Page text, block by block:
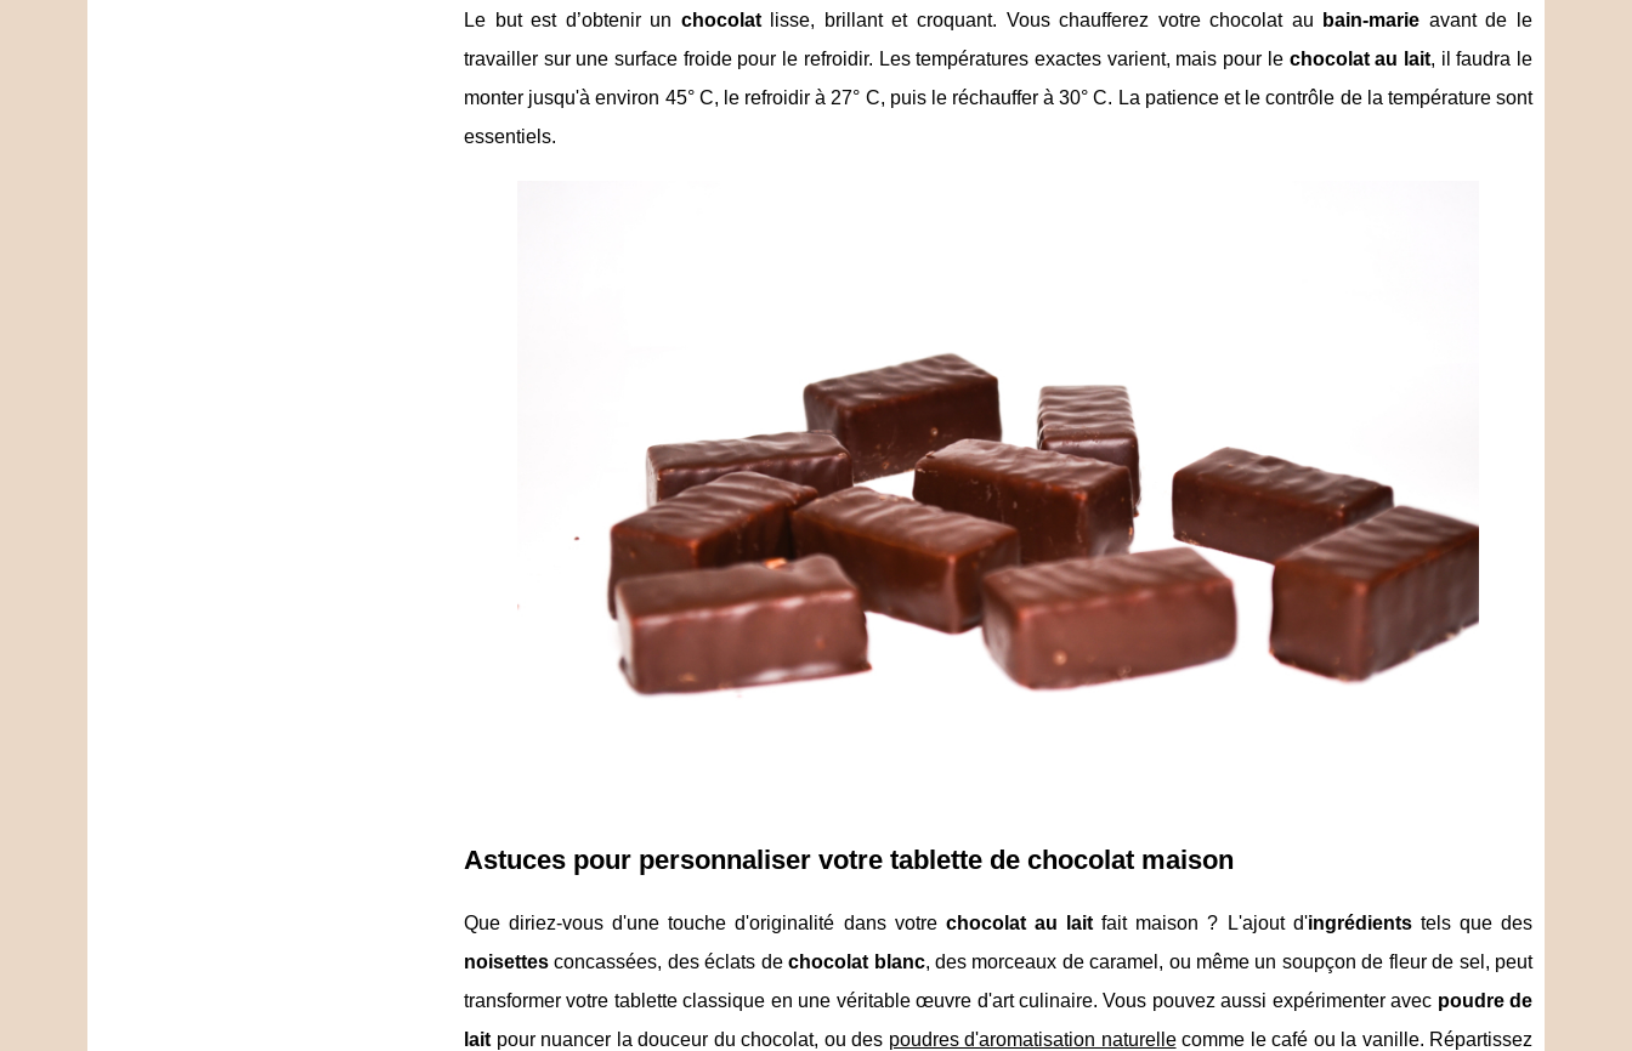
Le but est d’obtenir un chocolatlisse, brillant et croquant. Vous chaufferez votre chocolat au bain-marie avant de le
travailler sur une surface froide pour le refroidir. Les températures exactes varient, mais pour le chocolat au lait, il faudra le
monter jusqu'à environ 45° C, le refroidir à 27° C, puis le réchauffer à 30° C. La patience et le contrôle de la température sont
essentiels.
Astuces pour personnaliser votre tablette de chocolat maison
Que diriez-vous d'une touche d'originalité dans votre chocolat au laitfait maison ? L'ajout d'ingrédientstels que des
noisettes concassées, des éclats dechocolat blanc, des morceaux de caramel, ou même un soupçon de fleur de sel, peut
transformer votre tablette classique en une véritable œuvre d'art culinaire. Vous pouvez aussi expérimenter avec poudre de
laitpour nuancer la douceur du chocolat, ou des poudres d'aromatisation naturellecomme le café ou la vanille. Répartissez